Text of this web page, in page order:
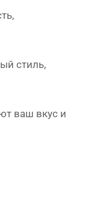
стиль,
ваш вкус и